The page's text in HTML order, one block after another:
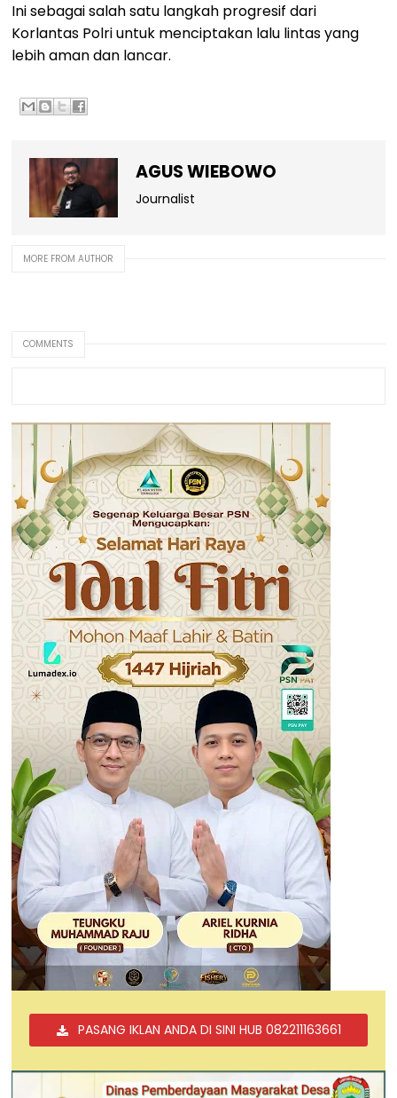
Ini sebagai salah satu langkah progresif dari
Korlantas Polri untuk menciptakan lalu lintas yang
lebih aman dan lancar.
AGUS WIEBOWO
Journalist
MORE FROM AUTHOR
COMMENTS
PASANG IKLAN ANDA DI SINI HUB 082211163661